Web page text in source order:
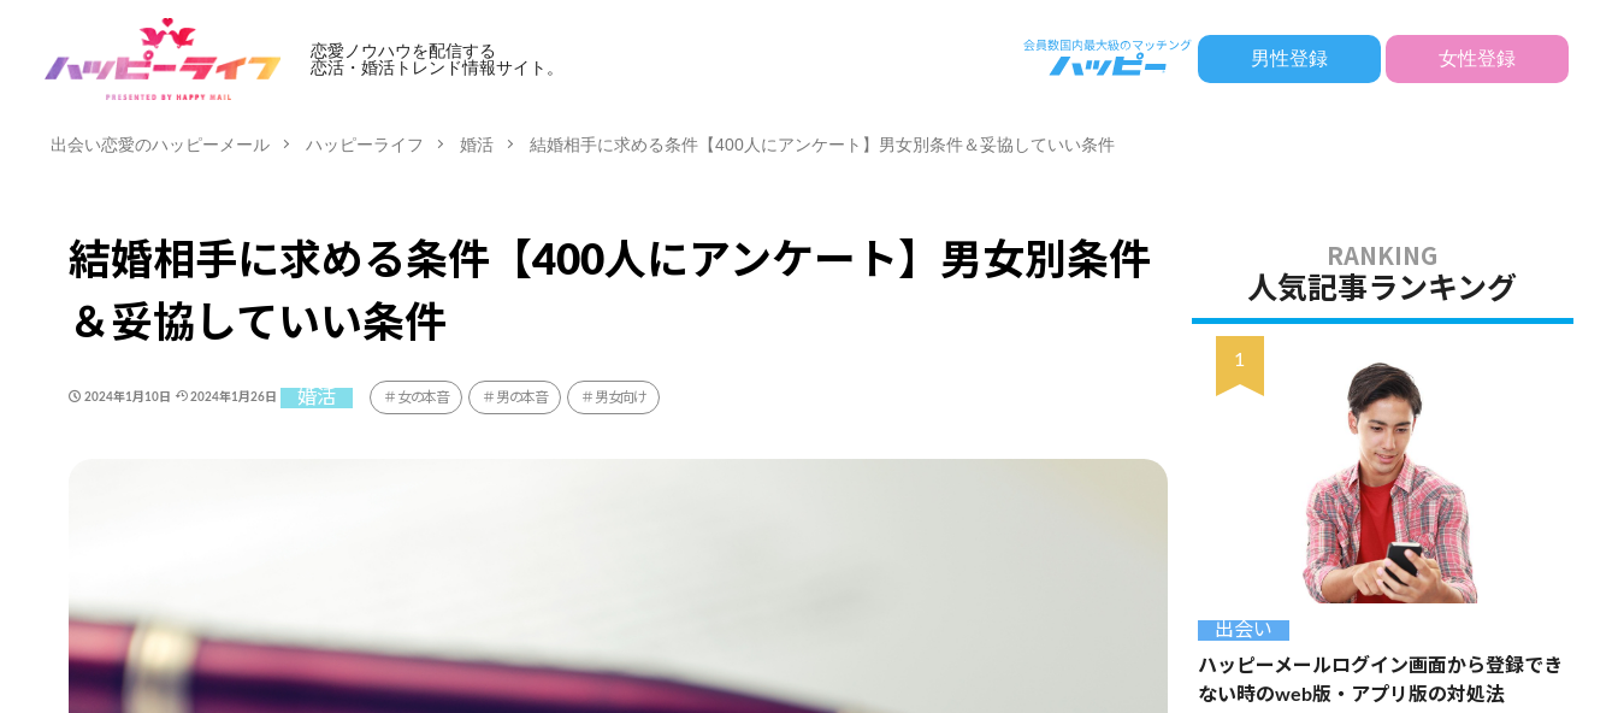
恋愛ノウハウを配信する
恋活・婚活トレンド情報サイト。
男性登録 女性登録
出会い恋愛のハッピーメール ハッピーライフ 婚活 結婚相手に求める条件【400人にアンケート】男女別条件＆妥協していい条件
結婚相手に求める条件【400人にアンケート】男女別条件
＆妥協していい条件
2024年1月10日 2024年1月26日 婚活 女の本音 男の本音 男女向け
人気記事ランキング
出会い
ハッピーメールログイン画面から登録でき
ない時のweb版・アプリ版の対処法